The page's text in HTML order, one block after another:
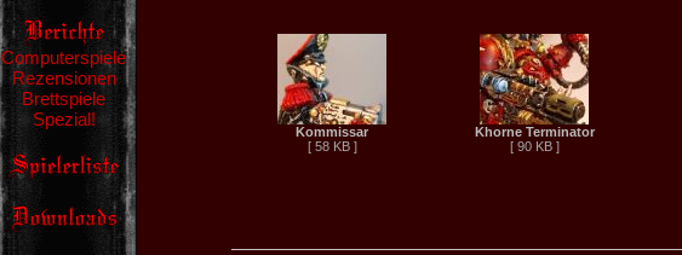
Computerspiele
Rezensionen
Brettspiele
Spezial!
Kommissar
[ 58 KB ]
Khorne Terminator
[ 90 KB ]